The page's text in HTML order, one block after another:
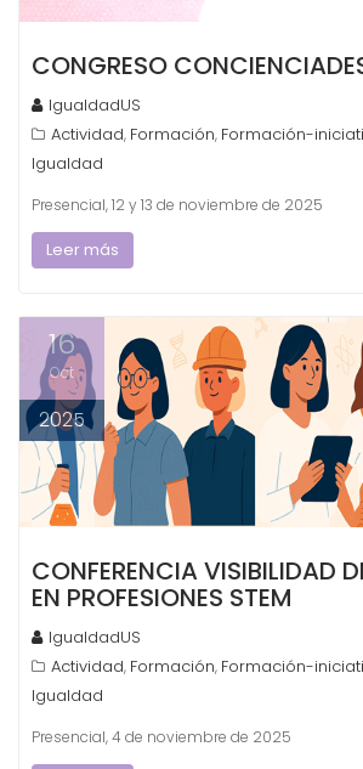
CONGRESO
IgualdadUS
Actividad, Formación, Formación-
Igualdad
Presencial, 12 y 13 de noviembre de 2025
Leer más
16
Oct
2025
CONFERENCIA VISIBILIDAD
EN PROFESIONES STEM
IgualdadUS
Actividad, Formación, Formación-
Igualdad
Presencial, 4 de noviembre de 2025